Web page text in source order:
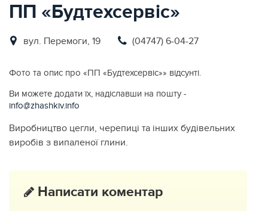
ПП «Будтехсервіс»
вул. Перемоги, 19 (04747) 6-04-27
Фото та опис про «ПП «Будтехсервіс»» відсунті.
Ви можете додати їх, надіславши на пошту -
info@zhashkiv.info
Виробництво цегли, черепиці та інших будівельних
виробів з випаленої глини.
Написати коментар